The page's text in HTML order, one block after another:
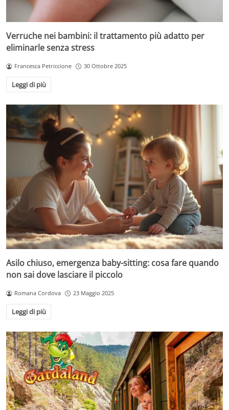
Verruche nei bambini: il trattamento più adatto per
eliminarle senza stress
Francesca Petriccione 30 Ottobre 2025
Leggi di più
Asilo chiuso, emergenza baby-sitting: cosa fare quando
non sai dove lasciare il piccolo
Romana Cordova 23 Maggio 2025
Leggi di più